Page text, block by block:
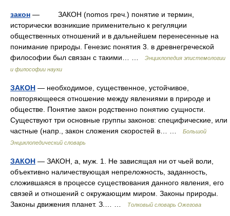
закон — ЗАКОН (nomos греч.) понятие и термин,
исторически возникшие применительно к регуляции
общественных отношений и в дальнейшем перенесенные на
понимание природы. Генезис понятия 3. в древнегреческой
философии был связан с такими… …
Энциклопедия эпистемологии
и философии науки
ЗАКОН — необходимое, существенное, устойчивое,
повторяющееся отношение между явлениями в природе и
обществе. Понятие закон родственно понятию сущности.
Существуют три основные группы законов: специфические, или
частные (напр., закон сложения скоростей в… …
Большой
Энциклопедический словарь
ЗАКОН — ЗАКОН, а, муж. 1. Не зависящая ни от чьей воли,
объективно наличествующая непреложность, заданность,
сложившаяся в процессе существования данного явления, его
связей и отношений с окружающим миром. Законы природы.
Законы движения планет. З.… …
Толковый словарь Ожегова